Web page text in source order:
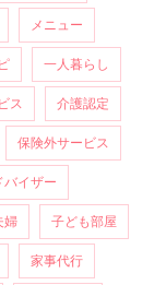
メニュー
一人暮らし
ス 介護認定
保険外サービス
バイザー
婦 子ども部屋
家事代行